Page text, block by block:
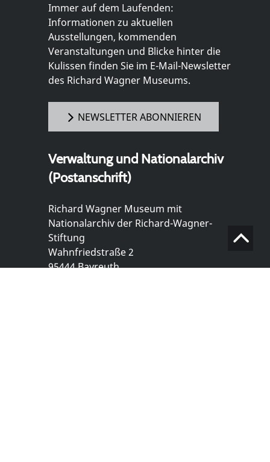
Immer auf dem Laufenden:
Informationen zu aktuellen
Ausstellungen, kommenden
Veranstaltungen und Blicke hinter die
Kulissen finden Sie im E-Mail-Newsletter
des Richard Wagner Museums.
NEWSLETTER ABONNIEREN
Verwaltung und Nationalarchiv
(Postanschrift)
Richard Wagner Museum mit
Nationalarchiv der Richard-Wagner-
Stiftung
Wahnfriedstraße 2
95444 Bayreuth